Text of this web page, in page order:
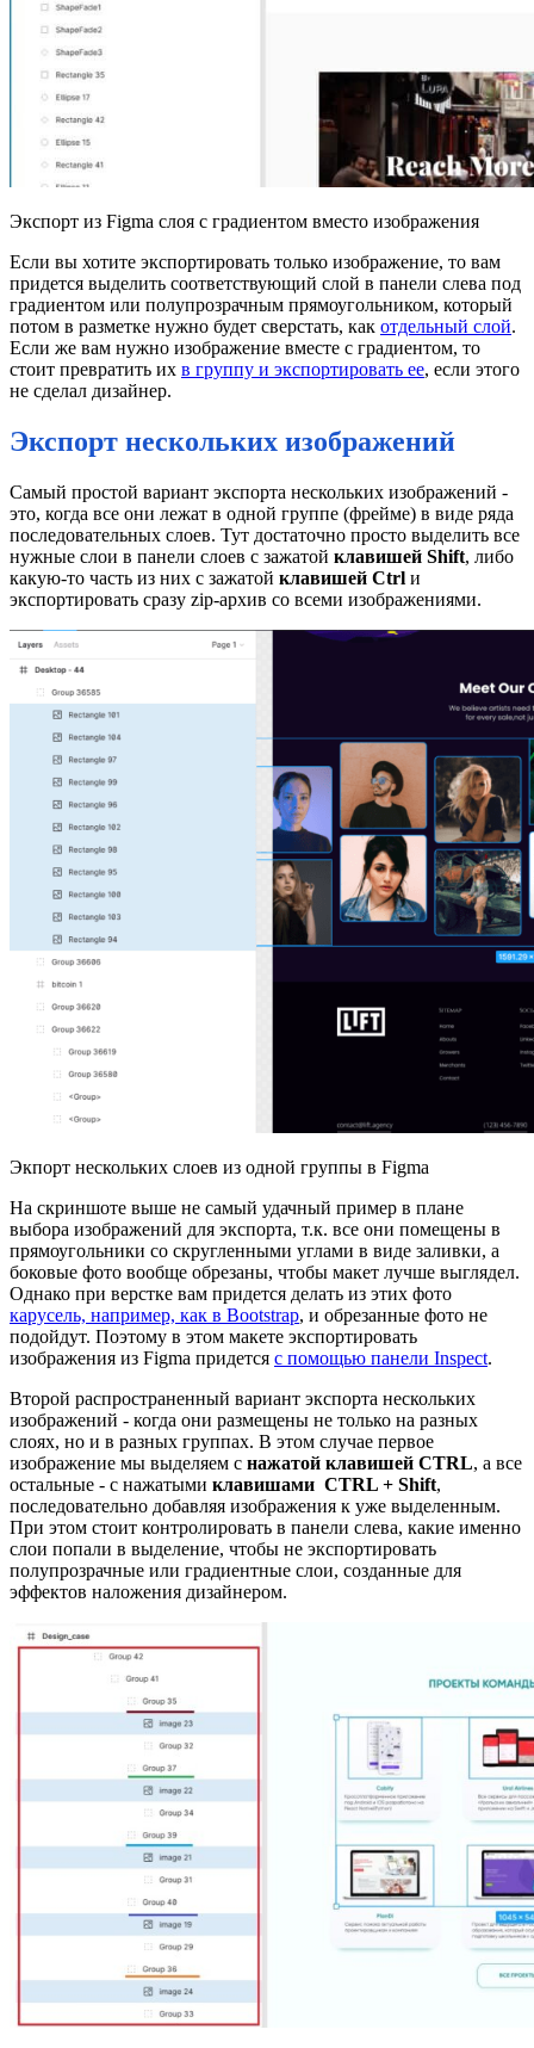
Экспорт из Figma слоя с градиентом вместо изображения
Если вы хотите экспортировать только изображение, то вам
придется выделить соответствующий слой в панели слева под
градиентом или полупрозрачным прямоугольником, который
потом в разметке нужно будет сверстать, как отдельный слой.
Если же вам нужно изображение вместе с градиентом, то
стоит превратить их в группу и экспортировать ее, если этого
не сделал дизайнер.
Экспорт нескольких изображений
Самый простой вариант экспорта нескольких изображений -
это, когда все они лежат в одной группе (фрейме) в виде ряда
последовательных слоев. Тут достаточно просто выделить все
нужные слои в панели слоев с зажатой клавишей Shift, либо
какую-то часть из них с зажатой клавишей Ctrl и
экспортировать сразу zip-архив со всеми изображениями.
Экпорт нескольких слоев из одной группы в Figma
На скриншоте выше не самый удачный пример в плане
выбора изображений для экспорта, т.к. все они помещены в
прямоугольники со скругленными углами в виде заливки, а
боковые фото вообще обрезаны, чтобы макет лучше выглядел.
Однако при верстке вам придется делать из этих фото
карусель, например, как в Bootstrap, и обрезанные фото не
подойдут. Поэтому в этом макете экспортировать
изображения из Figma придется с помощью панели Inspect.
Второй распространенный вариант экспорта нескольких
изображений - когда они размещены не только на разных
слоях, но и в разных группах. В этом случае первое
изображение мы выделяем с нажатой клавишей CTRL, а все
остальные - с нажатыми клавишами CTRL + Shift,
последовательно добавляя изображения к уже выделенным.
При этом стоит контролировать в панели слева, какие именно
слои попали в выделение, чтобы не экспортировать
полупрозрачные или градиентные слои, созданные для
эффектов наложения дизайнером.